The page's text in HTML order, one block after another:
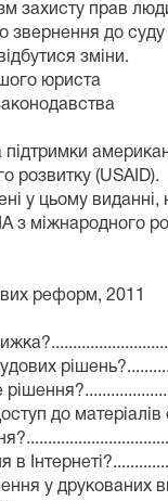
захисту прав
звернення до суду
зміни.
юриста
розвитку (USAID).
у цьому
з міжнародного
реформ, 2011
до матеріалів
у друкованих